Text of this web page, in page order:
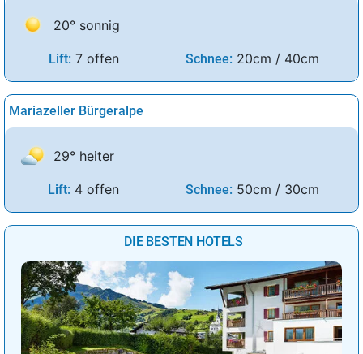
20° sonnig
Lift: 7 offen Schnee: 20cm / 40cm
Mariazeller Bürgeralpe
29° heiter
Lift: 4 offen Schnee: 50cm / 30cm
DIE BESTEN HOTELS